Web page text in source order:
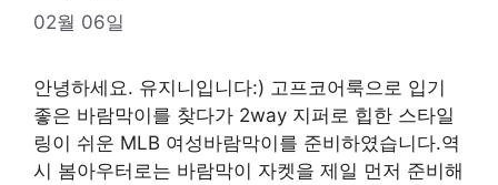
02월 06일
안녕하세요. 유지니입니다:) 고프코어룩으로 입기
좋은 바람막이를 찾다가 2way 지퍼로 힙한 스타일
링이 쉬운 MLB 여성바람막이를 준비하였습니다.역
시 봄아우터로는 바람막이 자켓을 제일 먼저 준비해